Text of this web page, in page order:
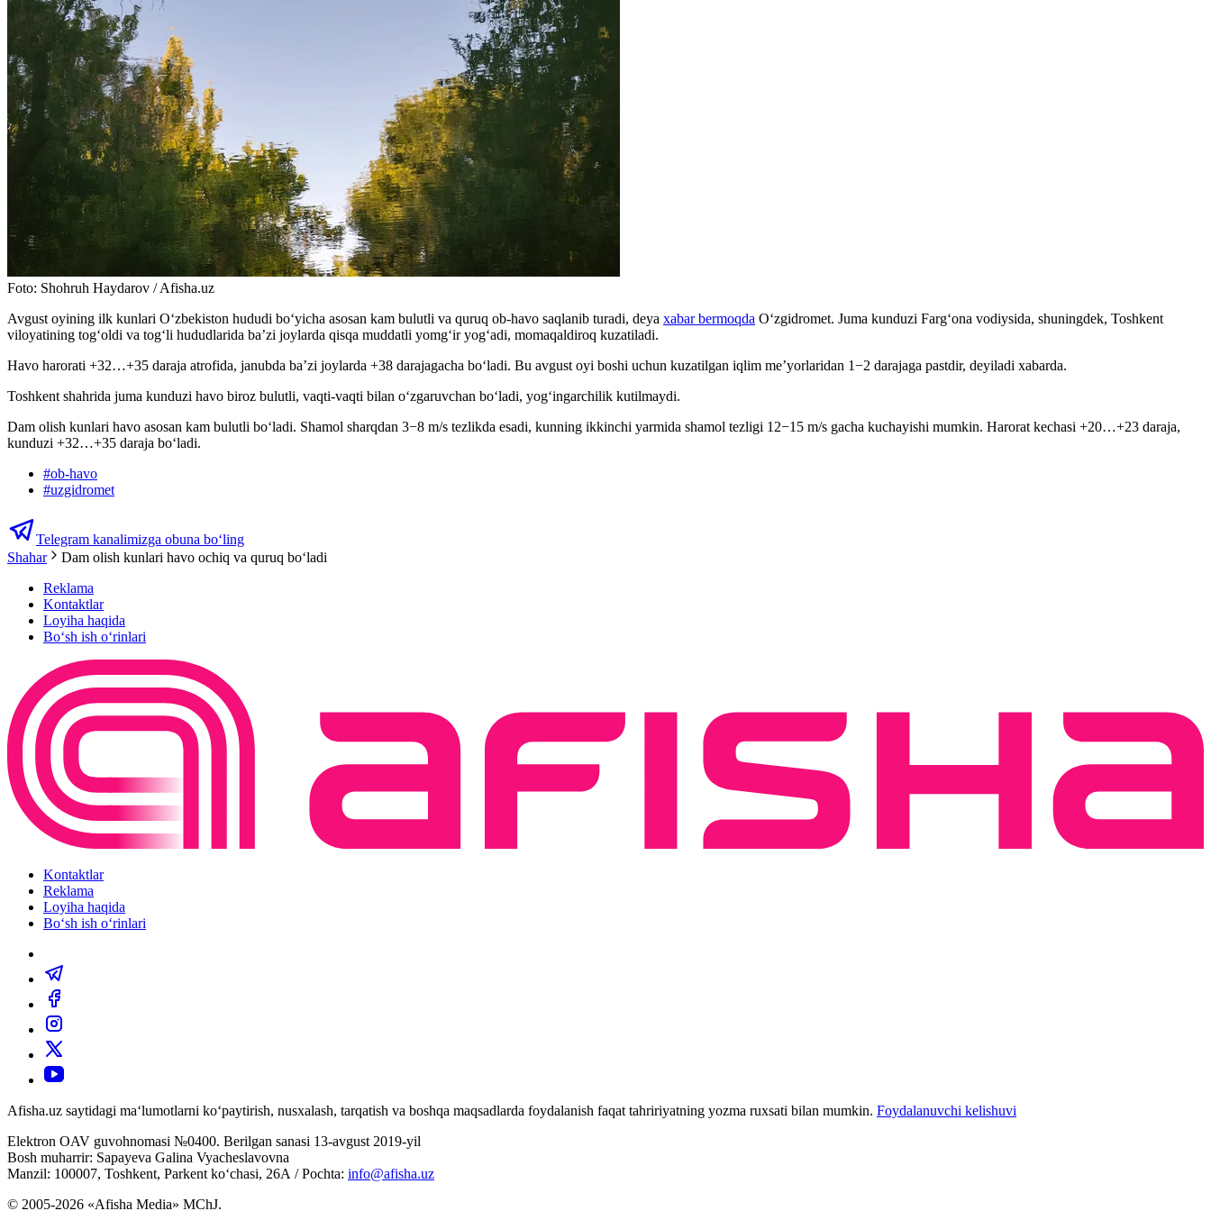
Foto: Shohruh Haydarov / Afisha.uz
Avgust oyining ilk kunlari O‘zbekiston hududi bo‘yicha asosan kam bulutli va quruq ob-havo saqlanib turadi, deya xabar bermoqda O‘zgidromet. Juma kunduzi Farg‘ona vodiysida, shuningdek, Toshkent
viloyatining tog‘oldi va tog‘li hududlarida ba’zi joylarda qisqa muddatli yomg‘ir yog‘adi, momaqaldiroq kuzatiladi.
Havo harorati +32…+35 daraja atrofida, janubda ba’zi joylarda +38 darajagacha bo‘ladi. Bu avgust oyi boshi uchun kuzatilgan iqlim me’yorlaridan 1−2 darajaga pastdir, deyiladi xabarda.
Toshkent shahrida juma kunduzi havo biroz bulutli, vaqti-vaqti bilan o‘zgaruvchan bo‘ladi, yog‘ingarchilik kutilmaydi.
Dam olish kunlari havo asosan kam bulutli bo‘ladi. Shamol sharqdan 3−8 m/s tezlikda esadi, kunning ikkinchi yarmida shamol tezligi 12−15 m/s gacha kuchayishi mumkin. Harorat kechasi +20…+23 daraja,
kunduzi +32…+35 daraja bo‘ladi.
#ob-havo
#uzgidromet
Telegram kanalimizga obuna bo‘ling
Shahar
Dam olish kunlari havo ochiq va quruq bo‘ladi
Reklama
Kontaktlar
Loyiha haqida
Bo‘sh ish o‘rinlari
Kontaktlar
Reklama
Loyiha haqida
Bo‘sh ish o‘rinlari
Afisha.uz saytidagi ma‘lumotlarni ko‘paytirish, nusxalash, tarqatish va boshqa maqsadlarda foydalanish faqat tahririyatning yozma ruxsati bilan mumkin. Foydalanuvchi kelishuvi
Elektron OAV guvohnomasi №0400. Berilgan sanasi 13-avgust 2019-yil
Bosh muharrir: Sapayeva Galina Vyacheslavovna
Manzil: 100007, Toshkent, Parkent ko‘chasi, 26А / Pochta: info@afisha.uz
© 2005-2026 «Afisha Media» MChJ.